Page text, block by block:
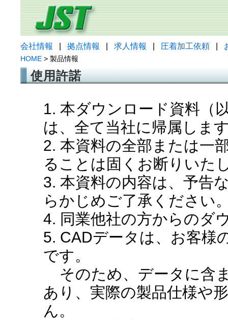
会社情報 拠点情報 求人情報 圧着加工依頼
HOME > 製品情報
使用許諾
1. 本ダウンロード資料（
は、全て当社に帰属しま
2. 本資料の全部または一
ることは固くお断りいた
3. 本資料の内容は、予告
らかじめご了承ください
4. 同業他社の方からのダ
5. CADデータは、お客様
です。
そのため、データに含
あり、実際の製品仕様や
ん。